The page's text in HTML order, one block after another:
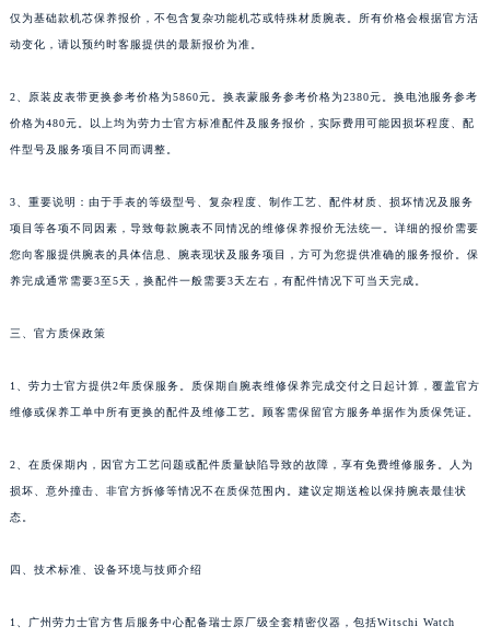
仅为基础款机芯保养报价，不包含复杂功能机芯或特殊材质腕表。所有价格会根据官方活
动变化，请以预约时客服提供的最新报价为准。
2、原装皮表带更换参考价格为5860元。换表蒙服务参考价格为2380元。换电池服务参考
价格为480元。以上均为劳力士官方标准配件及服务报价，实际费用可能因损坏程度、配
件型号及服务项目不同而调整。
3、重要说明：由于手表的等级型号、复杂程度、制作工艺、配件材质、损坏情况及服务
项目等各项不同因素，导致每款腕表不同情况的维修保养报价无法统一。详细的报价需要
您向客服提供腕表的具体信息、腕表现状及服务项目，方可为您提供准确的服务报价。保
养完成通常需要3至5天，换配件一般需要3天左右，有配件情况下可当天完成。
三、官方质保政策
1、劳力士官方提供2年质保服务。质保期自腕表维修保养完成交付之日起计算，覆盖官方
维修或保养工单中所有更换的配件及维修工艺。顾客需保留官方服务单据作为质保凭证。
2、在质保期内，因官方工艺问题或配件质量缺陷导致的故障，享有免费维修服务。人为
损坏、意外撞击、非官方拆修等情况不在质保范围内。建议定期送检以保持腕表最佳状
态。
四、技术标准、设备环境与技师介绍
1、广州劳力士官方售后服务中心配备瑞士原厂级全套精密仪器，包括Witschi Watch